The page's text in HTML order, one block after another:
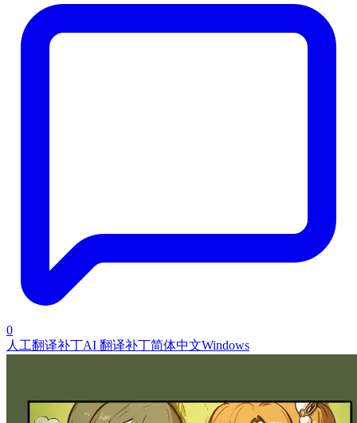
0
人工翻译补丁AI 翻译补丁简体中文Windows